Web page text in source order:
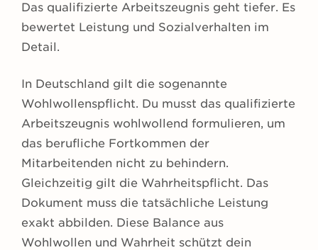
Das qualifizierte Arbeitszeugnis geht tiefer. Es
bewertet Leistung und Sozialverhalten im
Detail.
In Deutschland gilt die sogenannte
Wohlwollenspflicht. Du musst das qualifizierte
Arbeitszeugnis wohlwollend formulieren, um
das berufliche Fortkommen der
Mitarbeitenden nicht zu behindern.
Gleichzeitig gilt die Wahrheitspflicht. Das
Dokument muss die tatsächliche Leistung
exakt abbilden. Diese Balance aus
Wohlwollen und Wahrheit schützt dein